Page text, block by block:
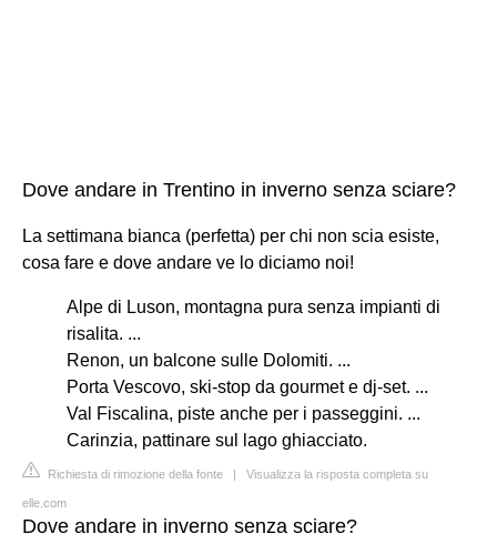
Dove andare in Trentino in inverno senza sciare?
La settimana bianca (perfetta) per chi non scia esiste,
cosa fare e dove andare ve lo diciamo noi!
Alpe di Luson, montagna pura senza impianti di
risalita. ...
Renon, un balcone sulle Dolomiti. ...
Porta Vescovo, ski-stop da gourmet e dj-set. ...
Val Fiscalina, piste anche per i passeggini. ...
Carinzia, pattinare sul lago ghiacciato.
Richiesta di rimozione della fonte | Visualizza la risposta completa su
elle.com
Dove andare in inverno senza sciare?